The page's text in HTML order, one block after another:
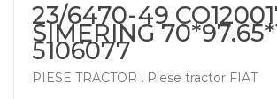
23/6470-49
SIMERING
5106077
PIESE TRACTOR , Piese tractor FIAT